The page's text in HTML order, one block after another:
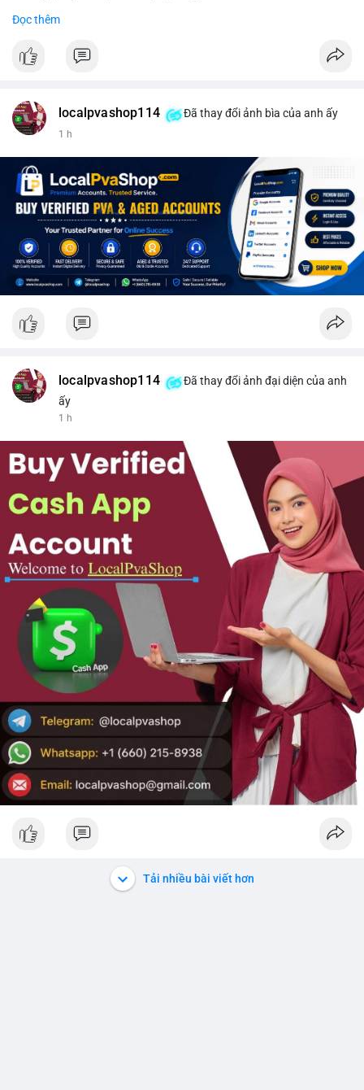
📰 Nguồn: CoinDesk
Đọc thêm
localpvashop114 Đã thay đổi ảnh bìa của anh ấy
1 h
localpvashop114
Đã thay đổi ảnh đại diện của anh
ấy
1 h
Tải nhiều bài viết hơn